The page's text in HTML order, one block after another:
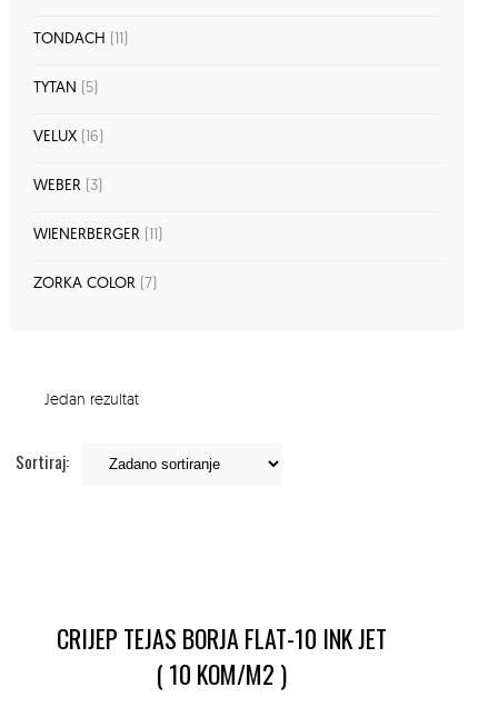
TONDACH (11)
TYTAN (5)
VELUX (16)
WEBER (3)
WIENERBERGER (11)
ZORKA COLOR (7)
Jedan rezultat
Sortiraj:
CRIJEP TEJAS BORJA FLAT-10 INK JET
( 10 KOM/M2 )